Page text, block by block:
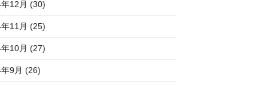
12月 (30)
11月 (25)
10月 (27)
9月 (26)